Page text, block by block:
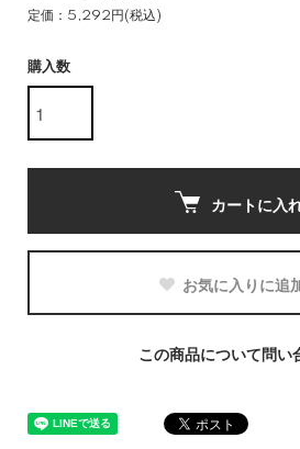
定価：5,292円(税込)
購入数
カートに入
お気に入りに追
この商品について問い